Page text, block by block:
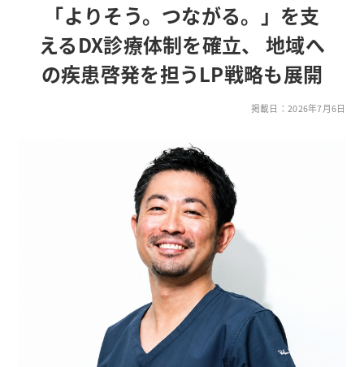
「よりそう。つながる。」を支
えるDX診療体制を確立、 地域へ
の疾患啓発を担うLP戦略も展開
掲載日：2026年7月6日